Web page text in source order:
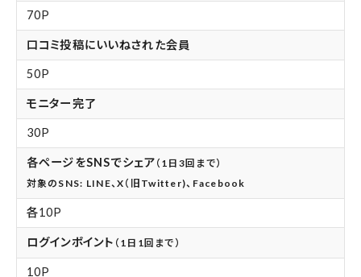
70P
口コミ投稿にいいねされた会員
50P
モニター完了
30P
各ページをSNSでシェア （1日3回まで）
対象のSNS: LINE、X（旧Twitter)、Facebook
各10P
ログインポイント （1日1回まで）
10P